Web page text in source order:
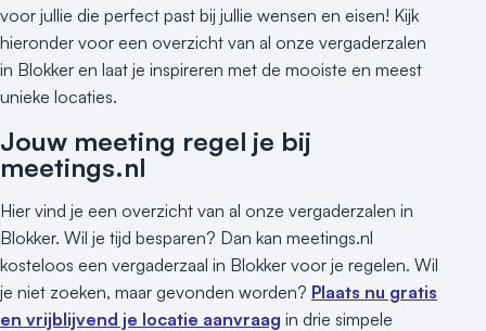
voor jullie die perfect past bij jullie wensen en eisen! Kijk
hieronder voor een overzicht van al onze vergaderzalen
in Blokker en laat je inspireren met de mooiste en meest
unieke locaties.
Jouw meeting regel je bij
meetings.nl
Hier vind je een overzicht van al onze vergaderzalen in
Blokker. Wil je tijd besparen? Dan kan meetings.nl
kosteloos een vergaderzaal in Blokker voor je regelen. Wil
je niet zoeken, maar gevonden worden? Plaats nu gratis
en vrijblijvend je locatie aanvraag in drie simpele